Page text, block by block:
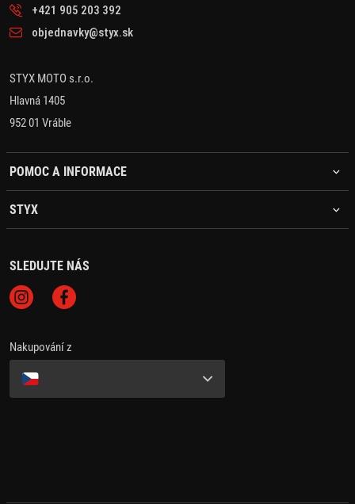
+421 905 203 392
objednavky@styx.sk
STYX MOTO s.r.o.
Hlavná 1405
952 01 Vráble
POMOC A INFORMACE
STYX
SLEDUJTE NÁS
Nakupování z